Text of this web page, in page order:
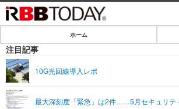
IT・デジタル
SPEED TEST
ホーム
注目記事
10G光回線導入レポ
最大深刻度「緊急」は2件……5月セキュリ